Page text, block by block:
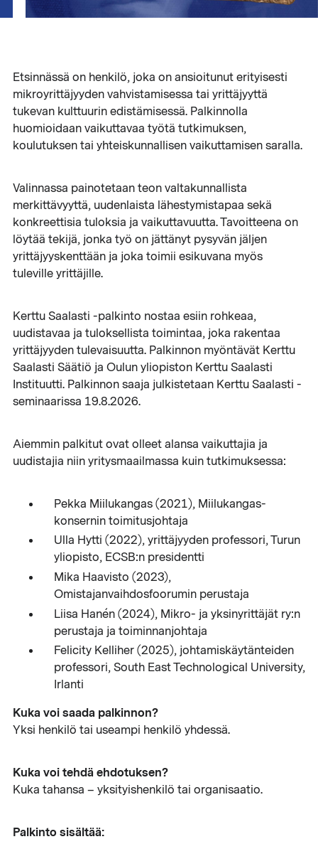
Etsinnässä on henkilö, joka on ansioitunut erityisesti
mikroyrittäjyyden vahvistamisessa tai yrittäjyyttä
tukevan kulttuurin edistämisessä. Palkinnolla
huomioidaan vaikuttavaa työtä tutkimuksen,
koulutuksen tai yhteiskunnallisen vaikuttamisen saralla.
Valinnassa painotetaan teon valtakunnallista
merkittävyyttä, uudenlaista lähestymistapaa sekä
konkreettisia tuloksia ja vaikuttavuutta. Tavoitteena on
löytää tekijä, jonka työ on jättänyt pysyvän jäljen
yrittäjyyskenttään ja joka toimii esikuvana myös
tuleville yrittäjille.
Kerttu Saalasti -palkinto nostaa esiin rohkeaa,
uudistavaa ja tuloksellista toimintaa, joka rakentaa
yrittäjyyden tulevaisuutta. Palkinnon myöntävät Kerttu
Saalasti Säätiö ja Oulun yliopiston Kerttu Saalasti
Instituutti. Palkinnon saaja julkistetaan Kerttu Saalasti -
seminaarissa 19.8.2026.
Aiemmin palkitut ovat olleet alansa vaikuttajia ja
uudistajia niin yritysmaailmassa kuin tutkimuksessa:
Pekka Miilukangas (2021), Miilukangas-
konsernin toimitusjohtaja
Ulla Hytti (2022), yrittäjyyden professori, Turun
yliopisto, ECSB:n presidentti
Mika Haavisto (2023),
Omistajanvaihdosfoorumin perustaja
Liisa Hanén (2024), Mikro- ja yksinyrittäjät ry:n
perustaja ja toiminnanjohtaja
Felicity Kelliher (2025), johtamiskäytänteiden
professori, South East Technological University,
Irlanti
Kuka voi saada palkinnon?
Yksi henkilö tai useampi henkilö yhdessä.
Kuka voi tehdä ehdotuksen?
Kuka tahansa – yksityishenkilö tai organisaatio.
Palkinto sisältää: